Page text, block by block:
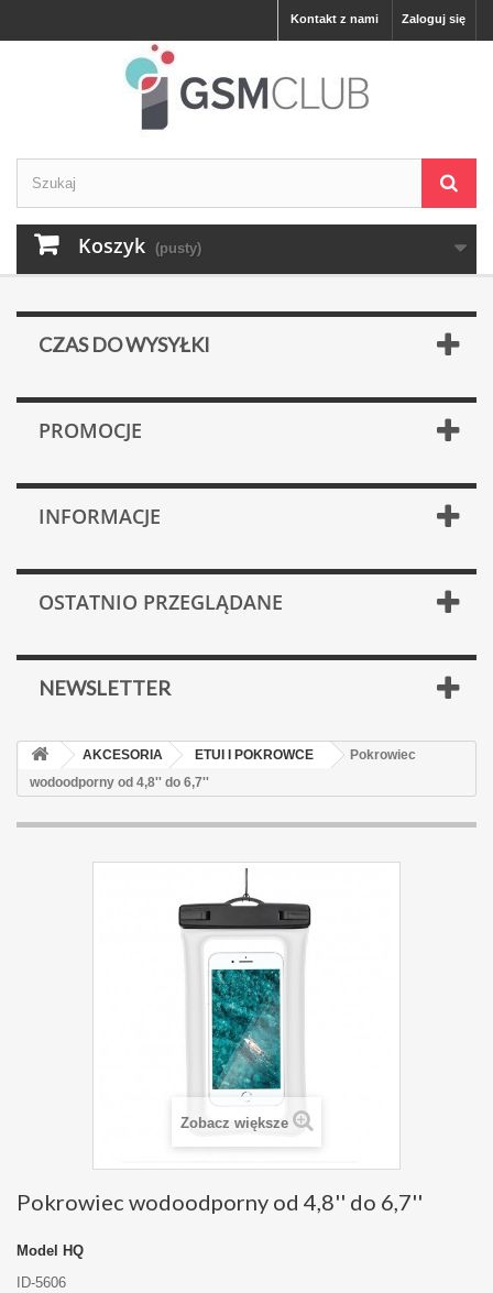
Zaloguj się
Kontakt z nami
Koszyk (pusty)
CZAS DO WYSYŁKI
PROMOCJE
INFORMACJE
OSTATNIO PRZEGLĄDANE
NEWSLETTER
AKCESORIA ETUI I POKROWCE
Pokrowiec
wodoodporny od 4,8'' do 6,7''
Zobacz większe
Pokrowiec wodoodporny od 4,8'' do 6,7''
Model
HQ
ID-5606